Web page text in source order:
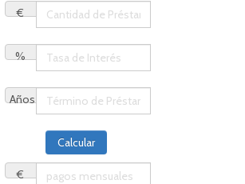
€
%
Años
€